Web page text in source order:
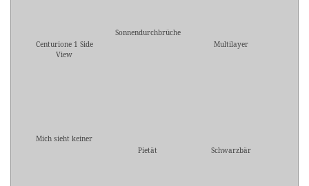
Centurione 1 Side
View
Sonnendurchbrüche
Multilayer
Mich sieht keiner
Pietät
Schwarzbär